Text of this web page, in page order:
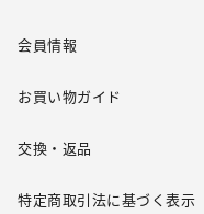
会員情報
お買い物ガイド
交換・返品
特定商取引法に基づく表示